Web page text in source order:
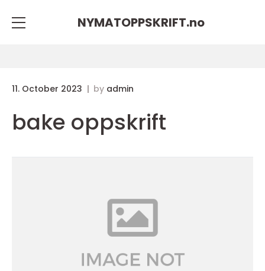
NYMATOPPSKRIFT.no
11. October 2023 by admin
bake oppskrift